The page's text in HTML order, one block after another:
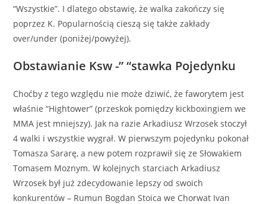
“Wszystkie”. I dlatego obstawię, że walka zakończy się
poprzez K. Popularnością cieszą się także zakłady
over/under (poniżej/powyżej).
Obstawianie Ksw -” “stawka Pojedynku
Choćby z tego względu nie może dziwić, że faworytem jest
właśnie “Hightower” (przeskok pomiędzy kickboxingiem we
MMA jest mniejszy). Jak na razie Arkadiusz Wrzosek stoczył
4 walki i wszystkie wygrał. W pierwszym pojedynku pokonał
Tomasza Sararę, a new potem rozprawił się ze Słowakiem
Tomasem Moznym. W kolejnych starciach Arkadiusz
Wrzosek był już zdecydowanie lepszy od swoich
konkurentów – Rumun Bogdan Stoica we Chorwat Ivan